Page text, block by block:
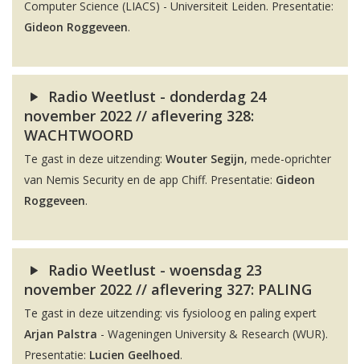
Computer Science (LIACS) - Universiteit Leiden. Presentatie:
Gideon Roggeveen.
Radio Weetlust - donderdag 24
november 2022 // aflevering 328:
WACHTWOORD
Te gast in deze uitzending: Wouter Segijn, mede-oprichter
van Nemis Security en de app Chiff. Presentatie: Gideon
Roggeveen.
Radio Weetlust - woensdag 23
november 2022 // aflevering 327: PALING
Te gast in deze uitzending: vis fysioloog en paling expert
Arjan Palstra - Wageningen University & Research (WUR).
Presentatie: Lucien Geelhoed.